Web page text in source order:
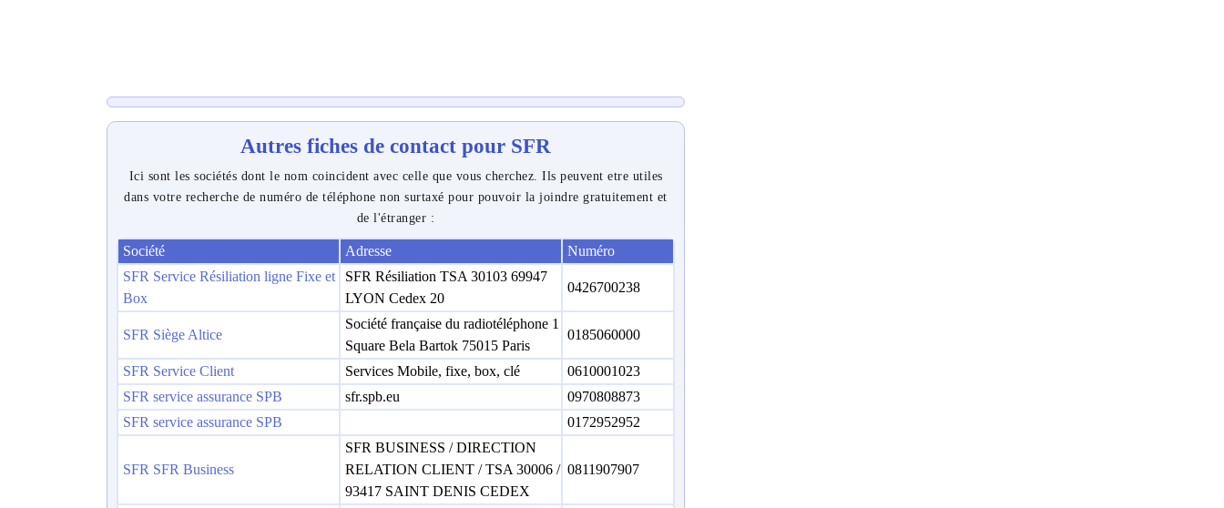
Autres fiches de contact pour SFR
Ici sont les sociétés dont le nom coincident avec celle que vous cherchez. Ils peuvent etre utiles
dans votre recherche de numéro de téléphone non surtaxé pour pouvoir la joindre gratuitement et
de l'étranger :
Société Adresse
Numéro
SFR Service Résiliation ligne Fixe et
Box
SFR Résiliation TSA 30103 69947
LYON Cedex 20
0426700238
SFR Siège Altice
Société française du radiotéléphone 1
Square Bela Bartok 75015 Paris
0185060000
SFR Service Client Services Mobile, fixe, box, clé
0610001023
SFR service assurance SPB
sfr.spb.eu
0970808873
SFR service assurance SPB
0172952952
SFR SFR Business
SFR BUSINESS / DIRECTION
RELATION CLIENT / TSA 30006 /
93417 SAINT DENIS CEDEX
0811907907